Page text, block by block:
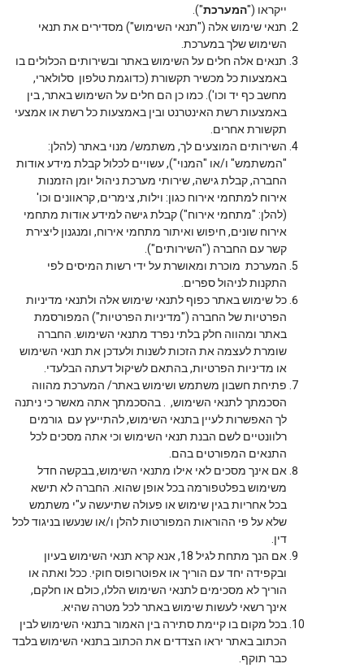
ייקראו ("המערכת").
תנאי שימוש אלה ("תנאי השימוש") מסדירים את תנאי
השימוש שלך במערכת.
תנאים אלה חלים על השימוש באתר ובשירותים הכלולים בו
באמצעות כל מכשיר תקשורת (כדוגמת טלפון סלולארי,
מחשב כף יד וכו'). כמו כן הם חלים על השימוש באתר, בין
באמצעות רשת האינטרנט ובין באמצעות כל רשת או אמצעי
תקשורת אחרים.
השירותים המוצעים לך, משתמש/ מנוי באתר (להלן:
"המשתמש" ו/או "המנוי"), עשויים לכלול קבלת מידע אודות
החברה, קבלת גישה, שירותי מערכת ניהול יומן הזמנות
אירוח למתחמי אירוח כגון: וילות, צימרים, קראוונים וכו'
(להלן: "מתחמי אירוח") קבלת גישה למידע אודות מתחמי
אירוח שונים, חיפוש ואיתור מתחמי אירוח, ומנגנון ליצירת
קשר עם החברה ("השירותים").
המערכת מוכרת ומאושרת על ידי רשות המיסים לפי
התקנות לניהול ספרים.
כל שימוש באתר כפוף לתנאי שימוש אלה ולתנאי מדיניות
הפרטיות של החברה ("מדיניות הפרטיות") המפורסמת
באתר ומהווה חלק בלתי נפרד מתנאי השימוש. החברה
שומרת לעצמה את הזכות לשנות ולעדכן את תנאי השימוש
או מדיניות הפרטיות, בהתאם לשיקול דעתה הבלעדי.
פתיחת חשבון משתמש ושימוש באתר/ המערכת מהווה
הסכמתך לתנאי השימוש, . בהסכמתך אתה מאשר כי ניתנה
לך האפשרות לעיין בתנאי השימוש, להתייעץ עם גורמים
רלוונטיים לשם הבנת תנאי השימוש וכי אתה מסכים לכל
התנאים המפורטים בהם.
אם אינך מסכים לאי אילו מתנאי השימוש, בבקשה חדל
משימוש בפלטפורמה בכל אופן שהוא. החברה לא תישא
בכל אחריות בגין שימוש או פעולה שתיעשה ע"י משתמש
שלא על פי ההוראות המפורטות להלן ו/או שנעשו בניגוד לכל
דין.
אם הנך מתחת לגיל 18, אנא קרא תנאי השימוש בעיון
ובקפידה יחד עם הוריך או אפוטרופוס חוקי. ככל ואתה או
הוריך לא מסכימים לתנאי השימוש הללו, כולם או חלקם,
אינך רשאי לעשות שימוש באתר לכל מטרה שהיא.
בכל מקום בו קיימת סתירה בין האמור בתנאי השימוש לבין
הכתוב באתר יראו הצדדים את הכתוב בתנאי השימוש בלבד
כבר תוקף.